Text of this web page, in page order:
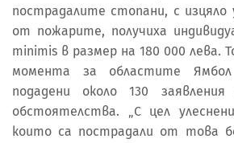
пострадалите стопани, с
от пожарите, получиха
minimis в размер на 180 000 лева.
момента за областите
подадени около 130
обстоятелства. „С цел
които са пострадали от това